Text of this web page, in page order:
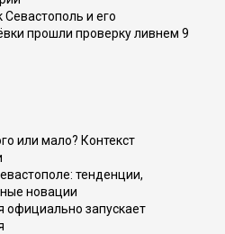
Севастополь и его
прошли проверку ливнем 9
или мало? Контекст
тенденции,
новации
официально запускает